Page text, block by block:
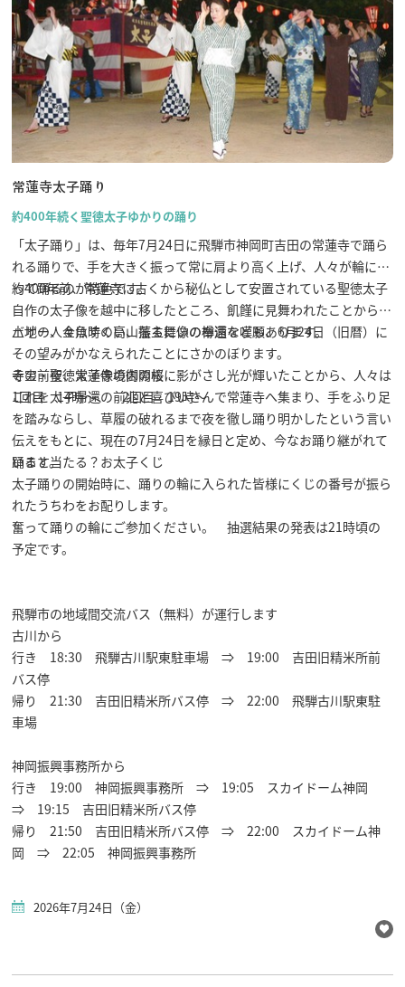
常蓮寺太子踊り
約400年続く聖徳太子ゆかりの踊り
「太子踊り」は、毎年7月24日に飛騨市神岡町吉田の常蓮寺で踊ら
れる踊りで、手を大きく振って常に肩より高く上げ、人々が輪にな
って踊るのが特色です。
約400年前、常蓮寺に古くから秘仏として安置されている聖徳太子
自作の太子像を越中に移したところ、飢饉に見舞われたことから、
土地の人々は時の高山藩主に像の奉還を嘆願、6月24日（旧暦）に
その望みがかなえられたことにさかのぼります。
その前夜、常蓮寺境内の桜に影がさし光が輝いたことから、人々は
これを太子帰還の前兆と喜びいさんで常蓮寺へ集まり、手をふり足
を踏みならし、草履の破れるまで夜を徹し踊り明かしたという言い
伝えをもとに、現在の7月24日を縁日と定め、今なお踊り継がれて
います。
バザー、金魚すくい、振る舞いの樽酒などもあります。
寺宝・聖徳太子像の御開帳
1回目 14時～、 2回目 19時～
踊ると当たる？お太子くじ
太子踊りの開始時に、踊りの輪に入られた皆様にくじの番号が振ら
れたうちわをお配りします。
奮って踊りの輪にご参加ください。 抽選結果の発表は21時頃の
予定です。
飛騨市の地域間交流バス（無料）が運行します
古川から
行き 18:30 飛騨古川駅東駐車場 ⇒ 19:00 吉田旧精米所前
バス停
帰り 21:30 吉田旧精米所バス停 ⇒ 22:00 飛騨古川駅東駐
車場
神岡振興事務所から
行き 19:00 神岡振興事務所 ⇒ 19:05 スカイドーム神岡
⇒ 19:15 吉田旧精米所バス停
帰り 21:50 吉田旧精米所バス停 ⇒ 22:00 スカイドーム神
岡 ⇒ 22:05 神岡振興事務所
2026年7月24日（金）